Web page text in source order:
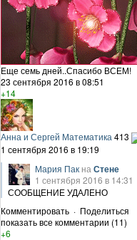
Еще семь дней..Спасибо ВСЕМ!
23 сентября 2016 в 08:51
+14
Анна и Сергей Математика 413
1 сентября 2016 в 19:19
Мария Пак на Стене
1 сентября 2016 в 14:31
СООБЩЕНИЕ УДАЛЕНО
Комментировать · Поделиться
показать все комментарии (11)
+6